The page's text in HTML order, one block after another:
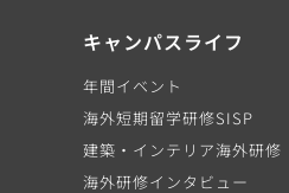
キャンパスライフ
年間イベント
海外短期留学研修SISP
建築・インテリア海外研修
海外研修インタビュー